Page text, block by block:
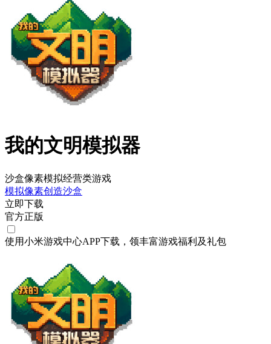
我的文明模拟器
沙盒像素模拟经营类游戏
模拟像素创造沙盒
立即下载
官方正版
使用小米游戏中心APP下载 ，领丰富游戏福利 及礼包